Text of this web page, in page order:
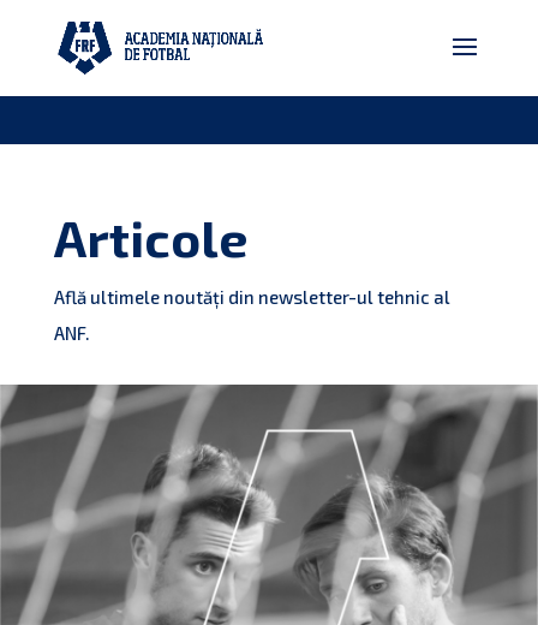
Articole
Află ultimele noutăți din newsletter-ul tehnic al
ANF.